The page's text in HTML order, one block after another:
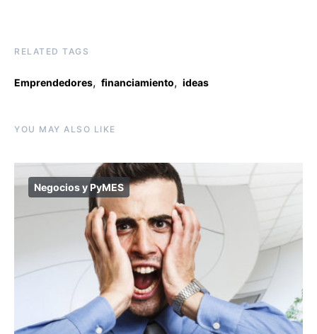
RELATED TAGS
Emprendedores, financiamiento, ideas
YOU MAY ALSO LIKE
Negocios y PyMES